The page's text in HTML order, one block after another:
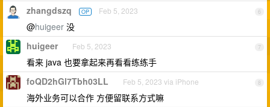
6
zhangdszq OP Feb 5, 2023
@huigeer 没
7
huigeer Feb 5, 2023
看来 java 也要拿起来再看看练练手
8
foQD2hGl7Tbh03LL Feb 5, 2023 via iPhone
海外业务可以合作 方便留联系方式嘛